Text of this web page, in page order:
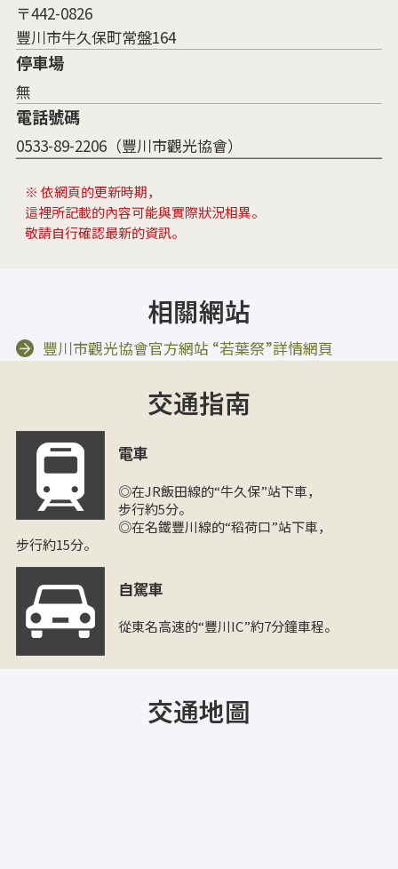
〒442-0826
豐川市牛久保町常盤164
停車場
無
電話號碼
0533-89-2206（豐川市觀光協會）
※ 依網頁的更新時期，
這裡所記載的內容可能與實際狀況相異。
敬請自行確認最新的資訊。
相關網站
豐川市觀光協會官方網站 “若葉祭”詳情網頁
交通指南
電車
◎在JR飯田線的“牛久保”站下車，
步行約5分。
◎在名鐵豐川線的“稻荷口”站下車，
步行約15分。
自駕車
從東名高速的“豐川IC”約7分鐘車程。
交通地圖